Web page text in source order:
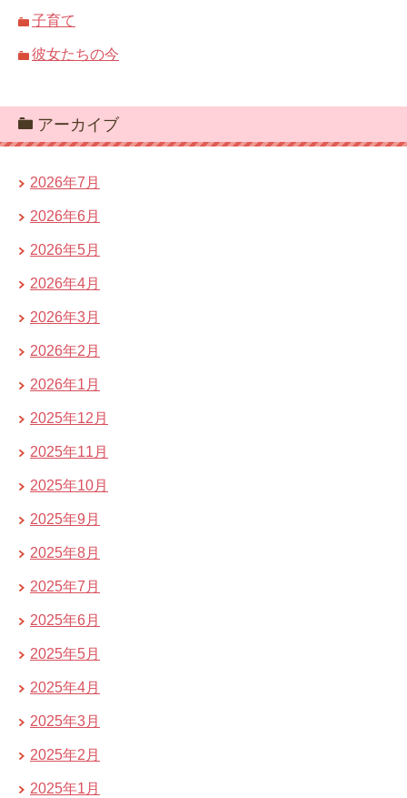
子育て
彼女たちの今
アーカイブ
2026年7月
2026年6月
2026年5月
2026年4月
2026年3月
2026年2月
2026年1月
2025年12月
2025年11月
2025年10月
2025年9月
2025年8月
2025年7月
2025年6月
2025年5月
2025年4月
2025年3月
2025年2月
2025年1月